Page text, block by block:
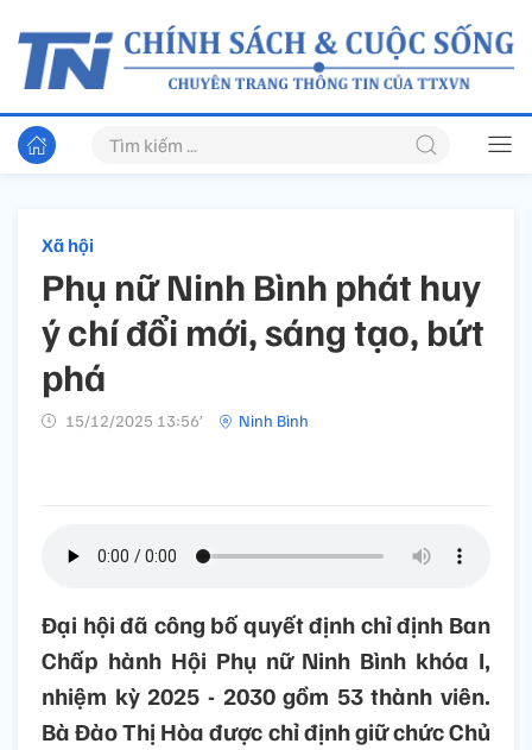
Xã hội
Phụ nữ Ninh Bình phát huy
ý chí đổi mới, sáng tạo, bứt
phá
15/12/2025 13:56’ Ninh Bình
Đại hội đã công bố quyết định chỉ định Ban
Chấp hành Hội Phụ nữ Ninh Bình khóa I,
nhiệm kỳ 2025 - 2030 gồm 53 thành viên.
Bà Đào Thị Hòa được chỉ định giữ chức Chủ